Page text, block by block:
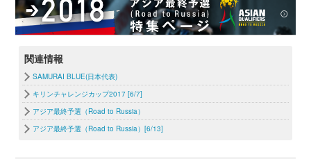
関連情報
SAMURAI BLUE(日本代表)
キリンチャレンジカップ2017 [6/7]
アジア最終予選（Road to Russia）
アジア最終予選（Road to Russia）[6/13]